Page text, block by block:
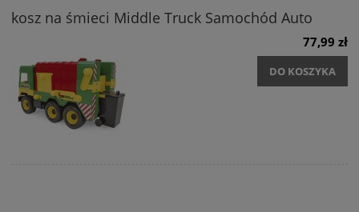
kosz na śmieci Middle Truck Samochód Auto
77,99 zł
DO KOSZYKA